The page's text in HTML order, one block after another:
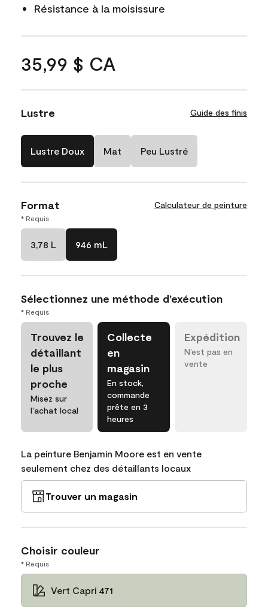
Résistance à la moisissure
35,99 $ CA
Lustre Guide des finis
Lustre Doux Mat Peu Lustré
Format Calculateur de peinture
* Requis
3,78 L 946 mL
Sélectionnez une méthode d’exécution
* Requis
Trouvez le
détaillant
le plus
proche
Misez sur
l’achat local
Collecte
en
magasin
En stock,
commande
prête en 3
heures
Expédition
N’est pas en
vente
La peinture Benjamin Moore est en vente
seulement chez des détaillants locaux
Trouver un magasin
Choisir couleur
* Requis
Vert Capri 471